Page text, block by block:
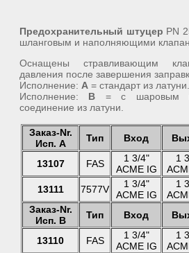
Предохранительный штуцер PN
шланговым и наполняющими
Оснащены стравливающим
давления после завершения
Исполнение: A = стандарт из латуни.
Исполнение: B = с шаровым
соединение из латуни.
Заказ-Nr.
Исп. А
Тип Вход
13107 FAS
1 3/4"
ACME IG
1
13111 7577V
1 3/4"
ACME IG
1
Заказ-Nr.
Исп. B
Тип Вход
13110 FAS
1 3/4"
ACME IG
1